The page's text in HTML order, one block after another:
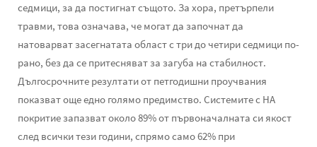
седмици, за да постигнат същото. За хора, претърпели
травми, това означава, че могат да започнат да
натоварват засегнатата област с три до четири седмици по-
рано, без да се притесняват за загуба на стабилност.
Дългосрочните резултати от петгодишни проучвания
показват още едно голямо предимство. Системите с HA
покритие запазват около 89% от първоначалната си якост
след всички тези години, спрямо само 62% при